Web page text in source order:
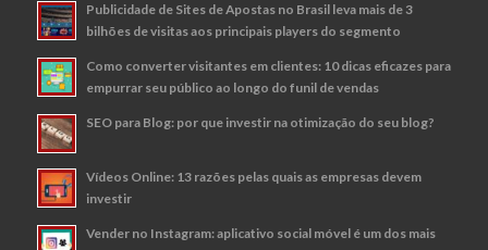
Publicidade de Sites de Apostas no Brasil leva mais de 3
bilhões de visitas aos principais players do segmento
Como converter visitantes em clientes: 10 dicas eficazes para
empurrar seu público ao longo do funil de vendas
SEO para Blog: por que investir na otimização do seu blog?
Vídeos Online: 13 razões pelas quais as empresas devem
investir
Vender no Instagram: aplicativo social móvel é um dos mais